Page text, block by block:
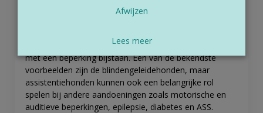
de trouwe viervoeters in de kijker die dagelijks mensen
met een beperking bijstaan. Een van de bekendste
voorbeelden zijn de blindengeleidehonden, maar
assistentiehonden kunnen ook een belangrijke rol
spelen bij andere aandoeningen zoals motorische en
auditieve beperkingen, epilepsie, diabetes en ASS.
Afwijzen
Lees meer